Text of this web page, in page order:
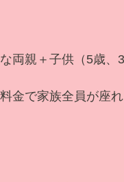
両親＋子供（5歳、
金で家族全員が座